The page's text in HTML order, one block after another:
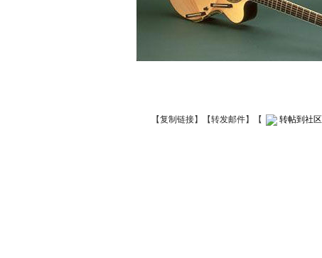
【复制链接】【转发邮件】 【 转帖到社区